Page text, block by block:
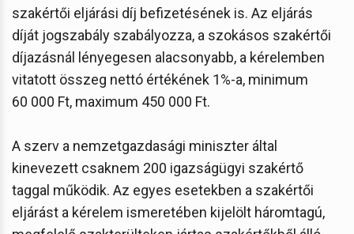
szakértői eljárási díj befizetésének is. Az eljárás
díját jogszabály szabályozza, a szokásos szakértői
díjazásnál lényegesen alacsonyabb, a kérelemben
vitatott összeg nettó értékének 1%-a, minimum
60 000 Ft, maximum 450 000 Ft.
A szerv a nemzetgazdasági miniszter által
kinevezett csaknem 200 igazságügyi szakértő
taggal működik. Az egyes esetekben a szakértői
eljárást a kérelem ismeretében kijelölt háromtagú,